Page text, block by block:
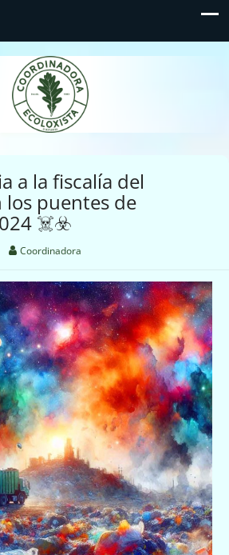
Ecoloxista
d'Asturies
a la fiscalía del
puentes de
☠️☣️
Coordinadora